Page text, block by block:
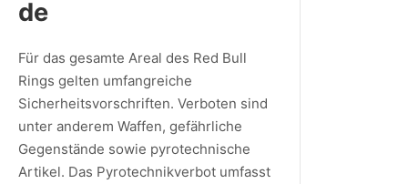
de
Für das gesamte Areal des Red Bull
Rings gelten umfangreiche
Sicherheitsvorschriften. Verboten sind
unter anderem Waffen, gefährliche
Gegenstände sowie pyrotechnische
Artikel. Das Pyrotechnikverbot umfasst